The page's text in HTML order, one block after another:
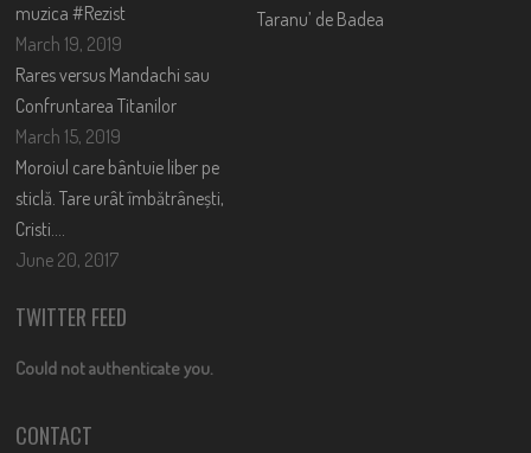
muzica #Rezist
March 19, 2019
Rares versus Mandachi sau
Confruntarea Titanilor
March 15, 2019
Moroiul care bântuie liber pe
sticlă. Tare urât îmbătrânești,
Cristi….
June 20, 2017
Taranu’ de Badea
TWITTER FEED
Could not authenticate you.
CONTACT